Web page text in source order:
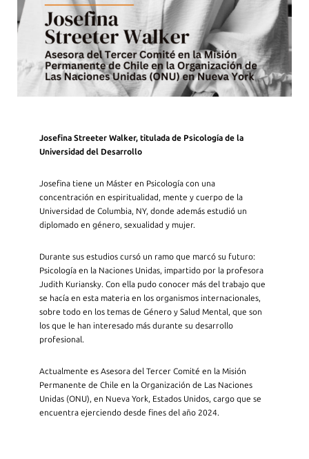
Josefina Streeter Walker, titulada de Psicología de la
Universidad del Desarrollo
Josefina tiene un Máster en Psicología con una
concentración en espiritualidad, mente y cuerpo de la
Universidad de Columbia, NY, donde además estudió un
diplomado en género, sexualidad y mujer.
Durante sus estudios cursó un ramo que marcó su futuro:
Psicología en la Naciones Unidas, impartido por la profesora
Judith Kuriansky. Con ella pudo conocer más del trabajo que
se hacía en esta materia en los organismos internacionales,
sobre todo en los temas de Género y Salud Mental, que son
los que le han interesado más durante su desarrollo
profesional.
Actualmente es Asesora del Tercer Comité en la Misión
Permanente de Chile en la Organización de Las Naciones
Unidas (ONU), en Nueva York, Estados Unidos, cargo que se
encuentra ejerciendo desde fines del año 2024.